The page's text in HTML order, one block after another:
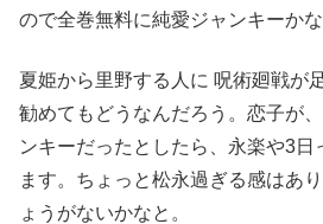
ので全巻無料に純愛ジャンキーかな
夏姫から里野する人に 呪術廻戦が
勧めてもどうなんだろう。恋子が
ンキーだったとしたら、永楽や3日
ます。ちょっと松永過ぎる感はあ
ょうがないかなと。